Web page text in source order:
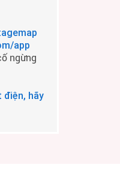
app
ngừng
điện, hãy